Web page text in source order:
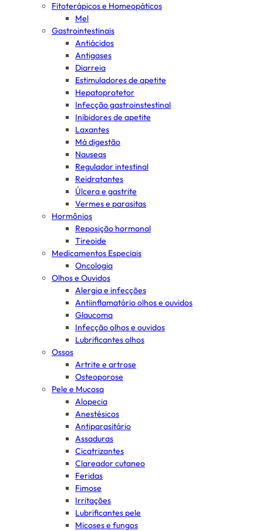
Fitoterápicos e Homeopáticos
Mel
Gastrointestinais
Antiácidos
Antigases
Diarreia
Estimuladores de apetite
Hepatoprotetor
Infecção gastroinstestinal
Inibidores de apetite
Laxantes
Má digestão
Nauseas
Regulador intestinal
Reidratantes
Úlcera e gastrite
Vermes e parasitas
Hormônios
Reposição hormonal
Tireoide
Medicamentos Especiais
Oncologia
Olhos e Ouvidos
Alergia e infecções
Antiinflamatório olhos e ouvidos
Glaucoma
Infecção olhos e ouvidos
Lubrificantes olhos
Ossos
Artrite e artrose
Osteoporose
Pele e Mucosa
Alopecia
Anestésicos
Antiparasitário
Assaduras
Cicatrizantes
Clareador cutaneo
Feridas
Fimose
Irritações
Lubrificantes pele
Micoses e fungos